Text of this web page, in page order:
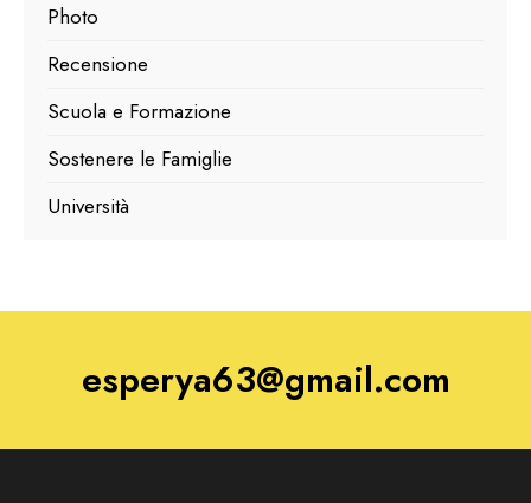
Photo
Recensione
Scuola e Formazione
Sostenere le Famiglie
Università
esperya63@gmail.com